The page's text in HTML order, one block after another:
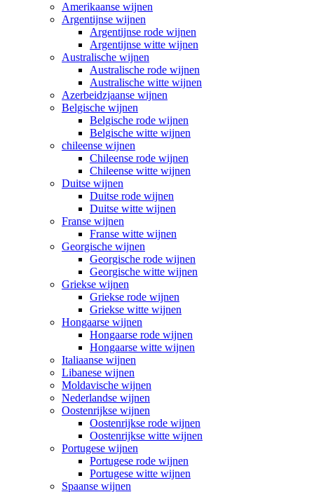
Amerikaanse wijnen
Argentijnse wijnen
Argentijnse rode wijnen
Argentijnse witte wijnen
Australische wijnen
Australische rode wijnen
Australische witte wijnen
Azerbeidzjaanse wijnen
Belgische wijnen
Belgische rode wijnen
Belgische witte wijnen
chileense wijnen
Chileense rode wijnen
Chileense witte wijnen
Duitse wijnen
Duitse rode wijnen
Duitse witte wijnen
Franse wijnen
Franse witte wijnen
Georgische wijnen
Georgische rode wijnen
Georgische witte wijnen
Griekse wijnen
Griekse rode wijnen
Griekse witte wijnen
Hongaarse wijnen
Hongaarse rode wijnen
Hongaarse witte wijnen
Italiaanse wijnen
Libanese wijnen
Moldavische wijnen
Nederlandse wijnen
Oostenrijkse wijnen
Oostenrijkse rode wijnen
Oostenrijkse witte wijnen
Portugese wijnen
Portugese rode wijnen
Portugese witte wijnen
Spaanse wijnen